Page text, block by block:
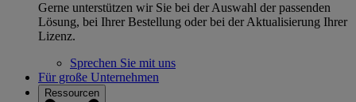
Gerne unterstützen wir Sie bei der Auswahl der passenden
Lösung, bei Ihrer Bestellung oder bei der Aktualisierung Ihrer
Lizenz.
Sprechen Sie mit uns
Für große Unternehmen
Ressourcen